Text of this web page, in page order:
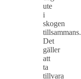
ute
i
skogen
tillsammans.
Det
gäller
att
ta
tillvara